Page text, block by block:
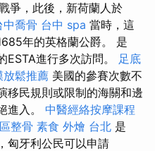
爭，此後，新荷蘭人於
中喬骨 台中 spa 當時，這
年的英格蘭公爵。 是
ESTA進行多次訪問。 足底
放鬆推薦 美國的參賽次數不
移民規則或限制的海關和邊
進入。 中醫經絡按摩課程
整骨 素食 外燴 台北 是
匈牙利公民可以申請